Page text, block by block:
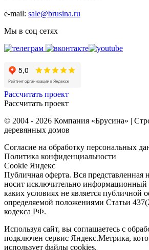
e-mail: sale@brusina.ru
Мы в соц сетях
Рассчитать проект
Рассчитать проект
© 2004 - 2026 Компания «Брусина» |
деревянных домов
Согласие на обработку персональных
Политика конфиденциальности
Cookie Яндекс
Публичная оферта. Вся представленная
носит исключительно информационный
каких условиях не является публичной
определяемой положениями Статьи
кодекса РФ.
Используя сайт, вы соглашаетесь с
подключен сервис Яндекс.Метрика,
использует файлы cookies.